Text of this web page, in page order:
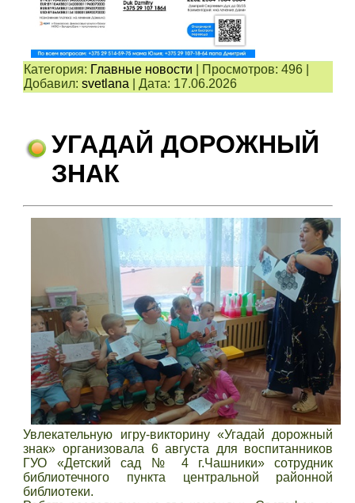
Категория: Главные новости Просмотров: 496
Добавил: svetlana |Дата: 17.06.2026
УГАДАЙ ДОРОЖНЫЙ
ЗНАК
Увлекательную игру-викторину «Угадай дорожный
знак» организовала 6 августа для воспитанников
ГУО «Детский сад № 4 г.Чашники» сотрудник
библиотечного пункта центральной районной
библиотеки.